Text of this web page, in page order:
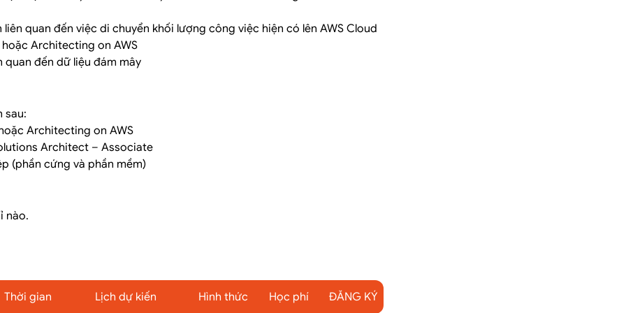
quan đến việc di chuyển khối lượng công việc hiện có lên AWS Cloud
hoặc Architecting on AWS
quan đến dữ liệu đám mây
sau:
Architecting on AWS
Architect – Associate
(phần cứng và phần mềm)
nào.
Thời gian Lịch dự kiến Hình thức Học phí ĐĂNG KÝ